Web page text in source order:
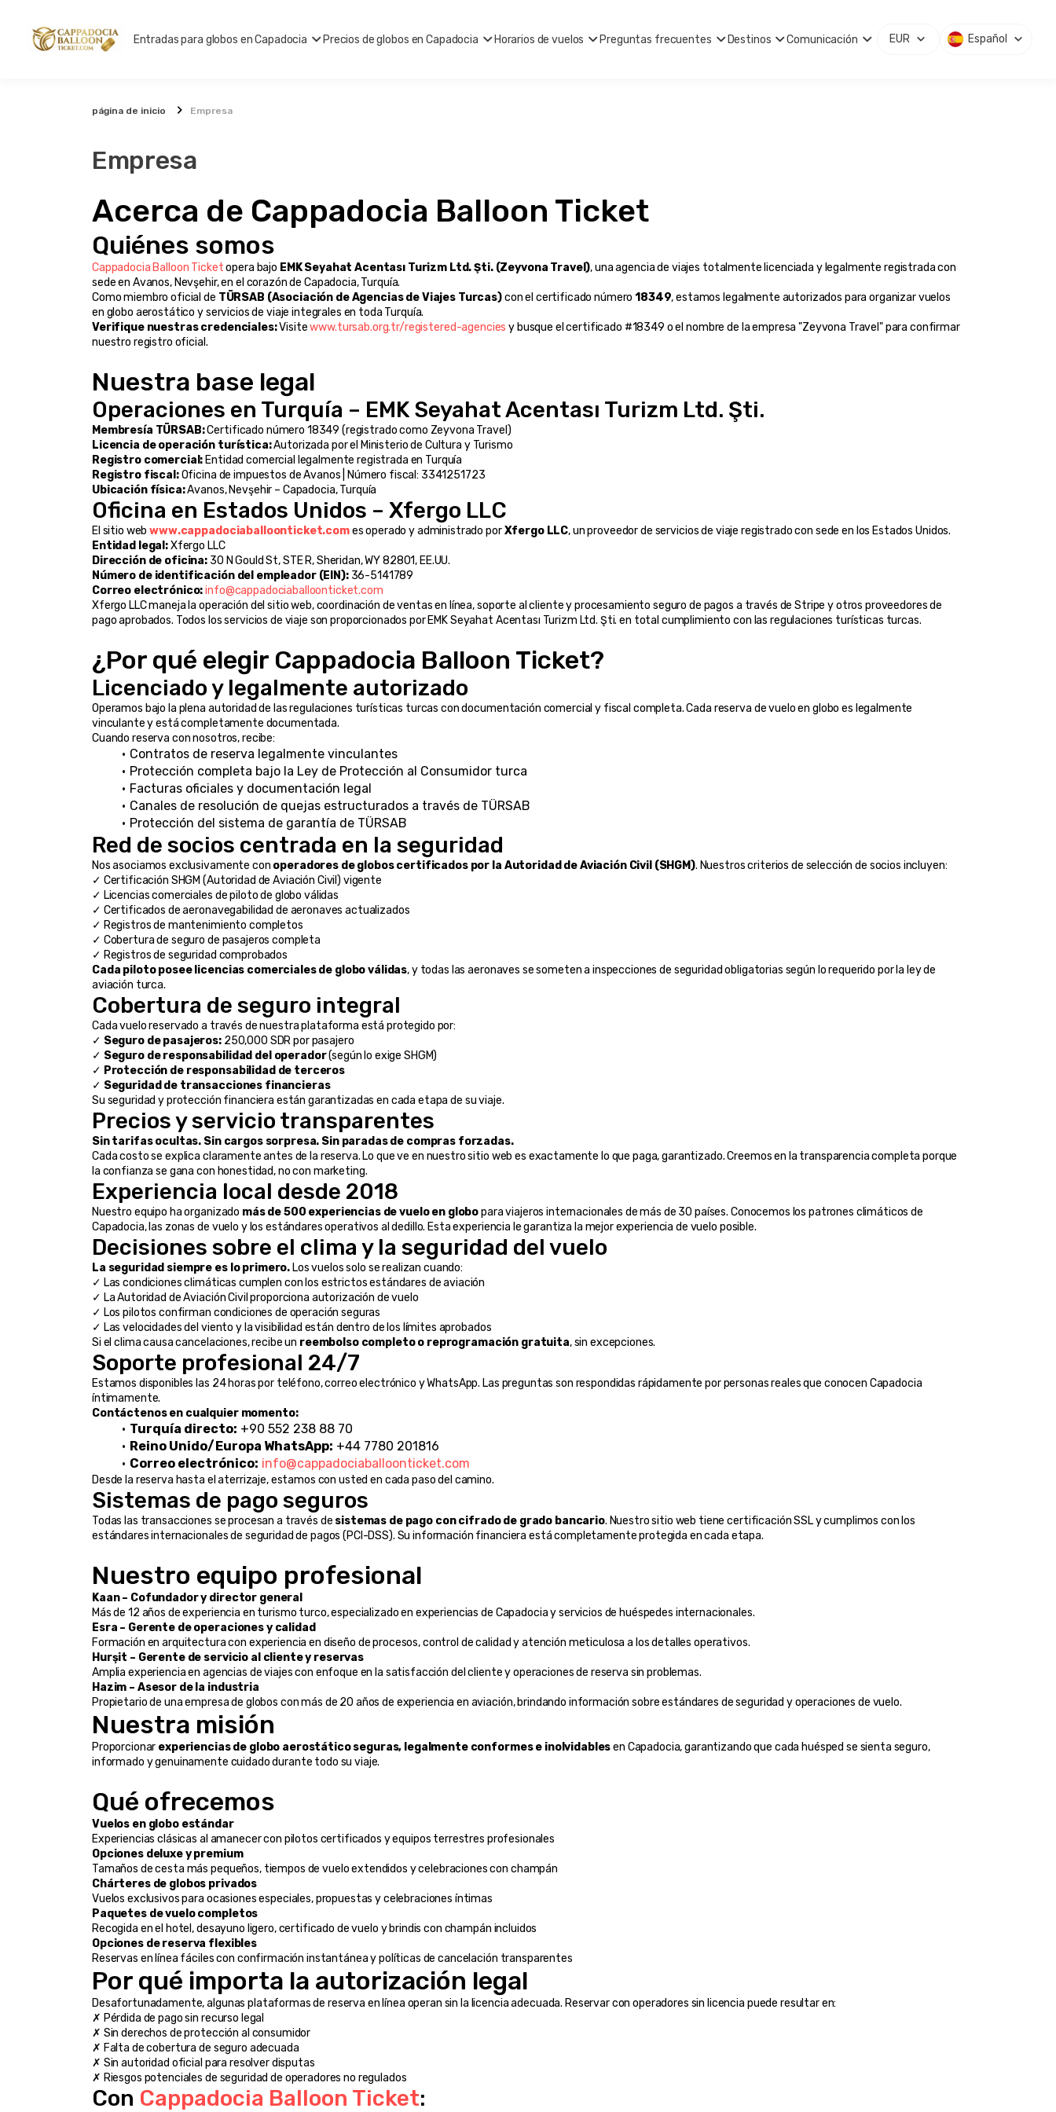
Entradas para globos en Capadocia Precios de globos en Capadocia Horarios de vuelos Preguntas frecuentes Destinos Comunicación EUR Español
página de inicio Empresa
Empresa
Acerca de Cappadocia Balloon Ticket
Quiénes somos
Cappadocia Balloon Ticket opera bajo EMK Seyahat Acentası Turizm Ltd. Şti. (Zeyvona Travel), una agencia de viajes totalmente licenciada y legalmente registrada con
sede en Avanos, Nevşehir, en el corazón de Capadocia, Turquía.
Como miembro oficial de TÜRSAB (Asociación de Agencias de Viajes Turcas) con el certificado número 18349, estamos legalmente autorizados para organizar vuelos
en globo aerostático y servicios de viaje integrales en toda Turquía.
Verifique nuestras credenciales: Visite www.tursab.org.tr/registered-agencies y busque el certificado #18349 o el nombre de la empresa "Zeyvona Travel" para confirmar
nuestro registro oficial.
Nuestra base legal
Operaciones en Turquía – EMK Seyahat Acentası Turizm Ltd. Şti.
Membresía TÜRSAB: Certificado número 18349 (registrado como Zeyvona Travel)
Licencia de operación turística: Autorizada por el Ministerio de Cultura y Turismo
Registro comercial: Entidad comercial legalmente registrada en Turquía
Registro fiscal: Oficina de impuestos de Avanos | Número fiscal: 3341251723
Ubicación física: Avanos, Nevşehir – Capadocia, Turquía
Oficina en Estados Unidos – Xfergo LLC
El sitio web www.cappadociaballoonticket.com es operado y administrado por Xfergo LLC, un proveedor de servicios de viaje registrado con sede en los Estados Unidos.
Entidad legal: Xfergo LLC
Dirección de oficina: 30 N Gould St, STE R, Sheridan, WY 82801, EE.UU.
Número de identificación del empleador (EIN): 36-5141789
Correo electrónico:info@cappadociaballoonticket.com
Xfergo LLC maneja la operación del sitio web, coordinación de ventas en línea, soporte al cliente y procesamiento seguro de pagos a través de Stripe y otros proveedores de
pago aprobados. Todos los servicios de viaje son proporcionados por EMK Seyahat Acentası Turizm Ltd. Şti. en total cumplimiento con las regulaciones turísticas turcas.
¿Por qué elegir Cappadocia Balloon Ticket?
Licenciado y legalmente autorizado
Operamos bajo la plena autoridad de las regulaciones turísticas turcas con documentación comercial y fiscal completa. Cada reserva de vuelo en globo es legalmente
vinculante y está completamente documentada.
Cuando reserva con nosotros, recibe:
Contratos de reserva legalmente vinculantes
Protección completa bajo la Ley de Protección al Consumidor turca
Facturas oficiales y documentación legal
Canales de resolución de quejas estructurados a través de TÜRSAB
Protección del sistema de garantía de TÜRSAB
Red de socios centrada en la seguridad
Nos asociamos exclusivamente con operadores de globos certificados por la Autoridad de Aviación Civil (SHGM). Nuestros criterios de selección de socios incluyen:
✓ Certificación SHGM (Autoridad de Aviación Civil) vigente
✓ Licencias comerciales de piloto de globo válidas
✓ Certificados de aeronavegabilidad de aeronaves actualizados
✓ Registros de mantenimiento completos
✓ Cobertura de seguro de pasajeros completa
✓ Registros de seguridad comprobados
Cada piloto posee licencias comerciales de globo válidas, y todas las aeronaves se someten a inspecciones de seguridad obligatorias según lo requerido por la ley de
aviación turca.
Cobertura de seguro integral
Cada vuelo reservado a través de nuestra plataforma está protegido por:
✓ Seguro de pasajeros: 250,000 SDR por pasajero
✓ Seguro de responsabilidad del operador (según lo exige SHGM)
✓ Protección de responsabilidad de terceros
✓ Seguridad de transacciones financieras
Su seguridad y protección financiera están garantizadas en cada etapa de su viaje.
Precios y servicio transparentes
Sin tarifas ocultas. Sin cargos sorpresa. Sin paradas de compras forzadas.
Cada costo se explica claramente antes de la reserva. Lo que ve en nuestro sitio web es exactamente lo que paga, garantizado. Creemos en la transparencia completa porque
la confianza se gana con honestidad, no con marketing.
Experiencia local desde 2018
Nuestro equipo ha organizado más de 500 experiencias de vuelo en globo para viajeros internacionales de más de 30 países. Conocemos los patrones climáticos de
Capadocia, las zonas de vuelo y los estándares operativos al dedillo. Esta experiencia le garantiza la mejor experiencia de vuelo posible.
Decisiones sobre el clima y la seguridad del vuelo
La seguridad siempre es lo primero. Los vuelos solo se realizan cuando:
✓ Las condiciones climáticas cumplen con los estrictos estándares de aviación
✓ La Autoridad de Aviación Civil proporciona autorización de vuelo
✓ Los pilotos confirman condiciones de operación seguras
✓ Las velocidades del viento y la visibilidad están dentro de los límites aprobados
Si el clima causa cancelaciones, recibe un reembolso completo o reprogramación gratuita, sin excepciones.
Soporte profesional 24/7
Estamos disponibles las 24 horas por teléfono, correo electrónico y WhatsApp. Las preguntas son respondidas rápidamente por personas reales que conocen Capadocia
íntimamente.
Contáctenos en cualquier momento:
Turquía directo: +90 552 238 88 70
Reino Unido/Europa WhatsApp: +44 7780 201816
Correo electrónico: info@cappadociaballoonticket.com
Desde la reserva hasta el aterrizaje, estamos con usted en cada paso del camino.
Sistemas de pago seguros
Todas las transacciones se procesan a través de sistemas de pago con cifrado de grado bancario. Nuestro sitio web tiene certificación SSL y cumplimos con los
estándares internacionales de seguridad de pagos (PCI-DSS). Su información financiera está completamente protegida en cada etapa.
Nuestro equipo profesional
Kaan – Cofundador y director general
Más de 12 años de experiencia en turismo turco, especializado en experiencias de Capadocia y servicios de huéspedes internacionales.
Esra – Gerente de operaciones y calidad
Formación en arquitectura con experiencia en diseño de procesos, control de calidad y atención meticulosa a los detalles operativos.
Hurşit – Gerente de servicio al cliente y reservas
Amplia experiencia en agencias de viajes con enfoque en la satisfacción del cliente y operaciones de reserva sin problemas.
Hazim – Asesor de la industria
Propietario de una empresa de globos con más de 20 años de experiencia en aviación, brindando información sobre estándares de seguridad y operaciones de vuelo.
Nuestra misión
Proporcionar experiencias de globo aerostático seguras, legalmente conformes e inolvidables en Capadocia, garantizando que cada huésped se sienta seguro,
informado y genuinamente cuidado durante todo su viaje.
Qué ofrecemos
Vuelos en globo estándar
Experiencias clásicas al amanecer con pilotos certificados y equipos terrestres profesionales
Opciones deluxe y premium
Tamaños de cesta más pequeños, tiempos de vuelo extendidos y celebraciones con champán
Chárteres de globos privados
Vuelos exclusivos para ocasiones especiales, propuestas y celebraciones íntimas
Paquetes de vuelo completos
Recogida en el hotel, desayuno ligero, certificado de vuelo y brindis con champán incluidos
Opciones de reserva flexibles
Reservas en línea fáciles con confirmación instantánea y políticas de cancelación transparentes
Por qué importa la autorización legal
Desafortunadamente, algunas plataformas de reserva en línea operan sin la licencia adecuada. Reservar con operadores sin licencia puede resultar en:
✗ Pérdida de pago sin recurso legal
✗ Sin derechos de protección al consumidor
✗ Falta de cobertura de seguro adecuada
✗ Sin autoridad oficial para resolver disputas
✗ Riesgos potenciales de seguridad de operadores no regulados
Con Cappadocia Balloon Ticket: